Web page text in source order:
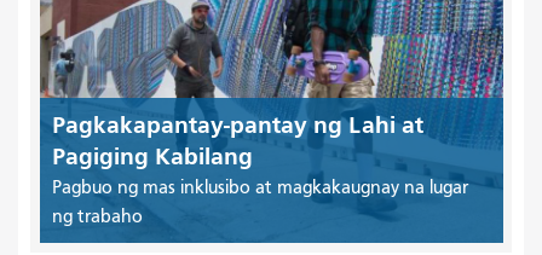
Pagkakapantay-pantay ng Lahi at
Pagiging Kabilang
Pagbuo ng mas inklusibo at magkakaugnay na lugar
ng trabaho